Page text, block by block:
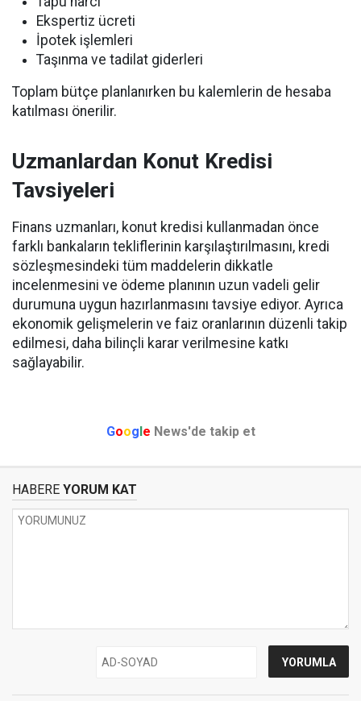
Ekspertiz ücreti
İpotek işlemleri
Taşınma ve tadilat giderleri
Toplam bütçe planlanırken bu kalemlerin de hesaba
katılması önerilir.
Uzmanlardan Konut Kredisi
Tavsiyeleri
Finans uzmanları, konut kredisi kullanmadan önce
farklı bankaların tekliflerinin karşılaştırılmasını, kredi
sözleşmesindeki tüm maddelerin dikkatle
incelenmesini ve ödeme planının uzun vadeli gelir
durumuna uygun hazırlanmasını tavsiye ediyor. Ayrıca
ekonomik gelişmelerin ve faiz oranlarının düzenli takip
edilmesi, daha bilinçli karar verilmesine katkı
sağlayabilir.
Google News'de takip et
HABERE YORUM KAT